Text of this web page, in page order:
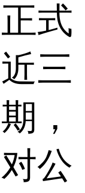
式
三
，
公